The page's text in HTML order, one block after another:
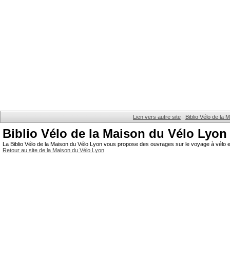
Lien vers autre site Biblio Vélo de la
Biblio Vélo de la Maison du Vélo Lyon
La Biblio Vélo de la Maison du Vélo Lyon vous propose des ouvrages sur le voyage à
Retour au site de la Maison du Vélo Lyon